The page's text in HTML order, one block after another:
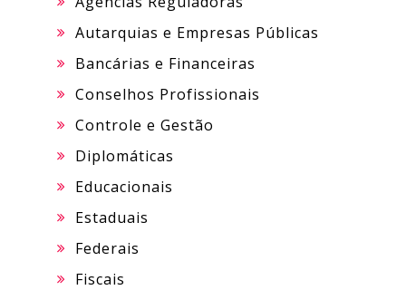
Autarquias e Empresas Públicas
Bancárias e Financeiras
Conselhos Profissionais
Controle e Gestão
Diplomáticas
Educacionais
Estaduais
Federais
Fiscais